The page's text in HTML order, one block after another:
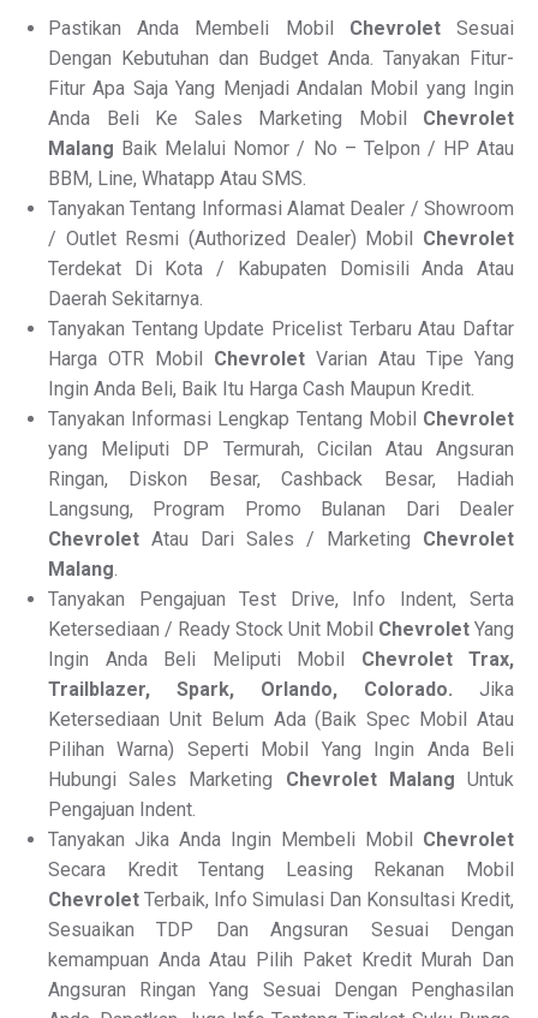
Pastikan Anda Membeli Mobil ChevroletSesuai
Dengan Kebutuhan dan Budget Anda. Tanyakan Fitur-
Fitur Apa Saja Yang Menjadi Andalan Mobil yang Ingin
Anda Beli Ke Sales Marketing Mobil Chevrolet
Malang Baik Melalui Nomor / No – Telpon / HP Atau
BBM, Line, Whatapp Atau SMS.
Tanyakan Tentang Informasi Alamat Dealer / Showroom
/ Outlet Resmi (Authorized Dealer) Mobil Chevrolet
Terdekat Di Kota / Kabupaten Domisili Anda Atau
Daerah Sekitarnya.
Tanyakan Tentang Update Pricelist Terbaru Atau Daftar
Harga OTR Mobil Chevrolet Varian Atau Tipe Yang
Ingin Anda Beli, Baik Itu Harga Cash Maupun Kredit.
Tanyakan Informasi Lengkap Tentang Mobil Chevrolet
yang Meliputi DP Termurah, Cicilan Atau Angsuran
Ringan, Diskon Besar, Cashback Besar, Hadiah
Langsung, Program Promo Bulanan Dari Dealer
Chevrolet Atau Dari Sales / Marketing Chevrolet
Malang.
Tanyakan Pengajuan Test Drive, Info Indent, Serta
Ketersediaan / Ready Stock Unit Mobil Chevrolet Yang
Ingin Anda Beli Meliputi Mobil Chevrolet Trax,
Trailblazer, Spark, Orlando, Colorado. Jika
Ketersediaan Unit Belum Ada (Baik Spec Mobil Atau
Pilihan Warna) Seperti Mobil Yang Ingin Anda Beli
Hubungi Sales Marketing Chevrolet Malang Untuk
Pengajuan Indent.
Tanyakan Jika Anda Ingin Membeli Mobil Chevrolet
Secara Kredit Tentang Leasing Rekanan Mobil
Chevrolet Terbaik, Info Simulasi Dan Konsultasi Kredit,
Sesuaikan TDP Dan Angsuran Sesuai Dengan
kemampuan Anda Atau Pilih Paket Kredit Murah Dan
Angsuran Ringan Yang Sesuai Dengan Penghasilan